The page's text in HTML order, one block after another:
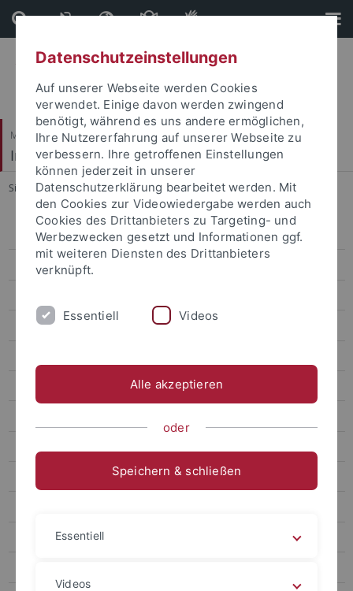
Direkt
zum
Inhalt
Direkt
zur
Fußleiste
Mathematisch-Naturwissenschaftliche Fakultät
Institut für Anorganische Chemie
Sie sind hier: Startseite ... Teaching
Prof. Dr. Reiner Anwander
Dr. Yucang Liang
Research
Collaborations
Datenschutzeinstellungen
Auf unserer Webseite werden Cookies
verwendet. Einige davon werden zwingend
benötigt, während es uns andere ermöglichen,
Ihre Nutzererfahrung auf unserer Webseite zu
verbessern. Ihre getroffenen Einstellungen
können jederzeit in unserer
Datenschutzerklärung bearbeitet werden. Mit
den Cookies zur Videowiedergabe werden auch
Cookies des Drittanbieters zu Targeting- und
Werbezwecken gesetzt und Informationen ggf.
mit weiteren Diensten des Drittanbieters
verknüpft.
Essentiell Videos
Alle akzeptieren
oder
Speichern & schließen
Essentiell
Videos